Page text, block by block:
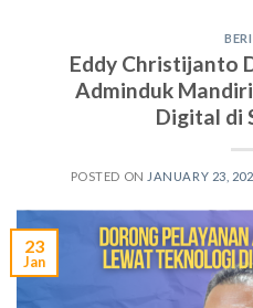
Eddy Christijanto
Adminduk
Digital di
POSTED ON JANUARY 23,
23
Jan